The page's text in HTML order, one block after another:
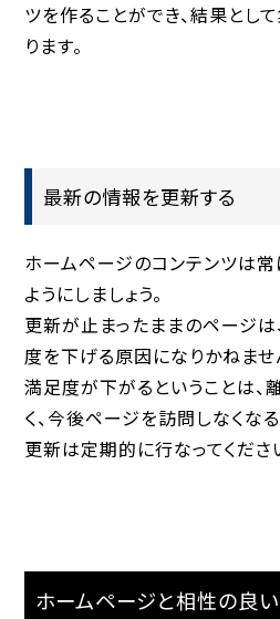
ツを作ることができ、結果とし
ります。
最新の情報を更新する
ホームページのコンテンツは
ようにしましょう。
更新が止まったままのページ
度を下げる原因になりかねませ
満足度が下がるということは、
く、今後ページを訪問しなくな
更新は定期的に行なってくださ
ホームページと相性の良